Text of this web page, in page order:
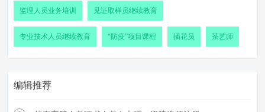
监理人员业务培训 见证取样员继续教育
专业技术人员继续教育 “防疫”项目课程 插花员 茶艺师
编辑推荐